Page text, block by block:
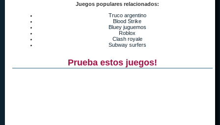
Juegos populares relacionados:
Truco argentino
Blood Strike
Bluey juguemos
Roblox
Clash royale
Subway surfers
Prueba estos juegos!